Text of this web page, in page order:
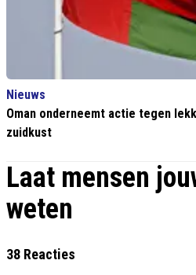
Nieuws
Oman onderneemt actie tegen
zuidkust
Laat mensen
weten
38 Reacties